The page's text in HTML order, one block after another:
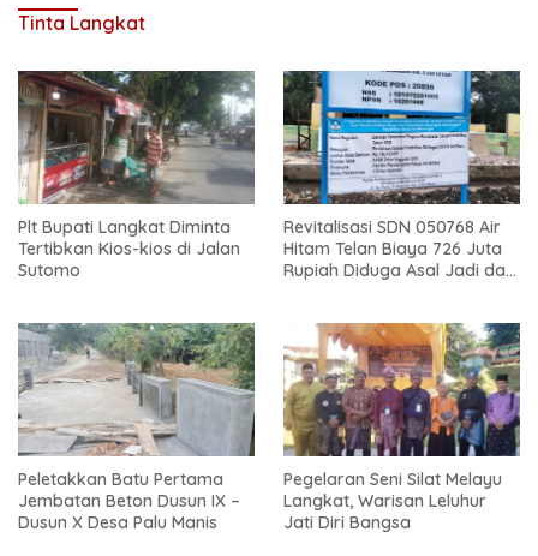
Tinta Langkat
Plt Bupati Langkat Diminta
Tertibkan Kios-kios di Jalan
Sutomo
Revitalisasi SDN 050768 Air
Hitam Telan Biaya 726 Juta
Rupiah Diduga Asal Jadi dan
Peletakkan Batu Pertama
Jembatan Beton Dusun IX –
Dusun X Desa Palu Manis
Pegelaran Seni Silat Melayu
Langkat, Warisan Leluhur
Jati Diri Bangsa